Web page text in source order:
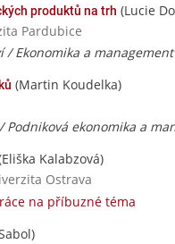
produktů na trh (Lucie
Pardubice
/ Ekonomika a
(Martin Koudelka)
Podniková ekonomika a
Kalabzová)
Ostrava
na příbuzné téma